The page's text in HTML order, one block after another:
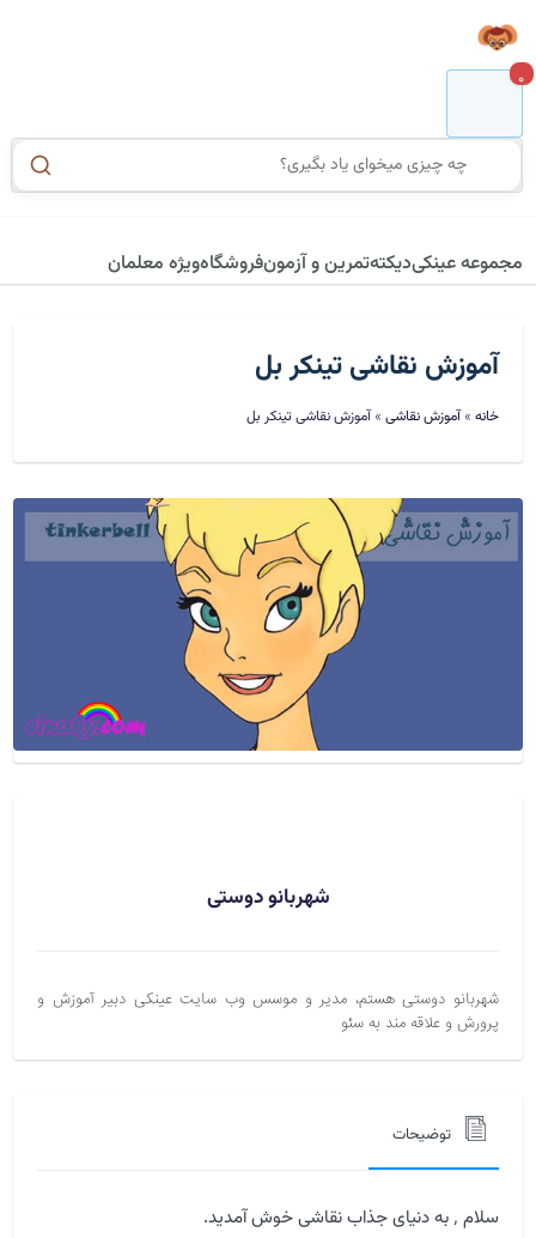
0
مجموعه عینکیدیکتهتمرین و آزمونفروشگاهویژه معلمان
آموزش نقاشی تینکر بل
خانه »آموزش نقاشی »آموزش نقاشی تینکر بل
شهربانو دوستی
شهربانو دوستی هستم، مدیر و موسس وب سایت عینکی دبیر آموزش و
پرورش و علاقه مند به سئو
توضیحات
سلام ٬ به دنیای جذاب نقاشی خوش آمدید.